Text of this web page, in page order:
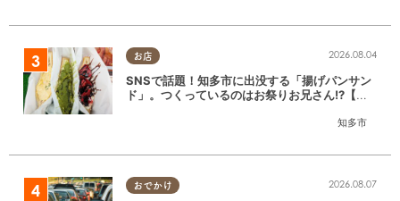
お店
知多市
2026.08.04
SNSで話題！知多市に出没する「揚げパンサン
ド」。つくっているのはお祭りお兄さん!?【ち
おでかけ 2026.08.07